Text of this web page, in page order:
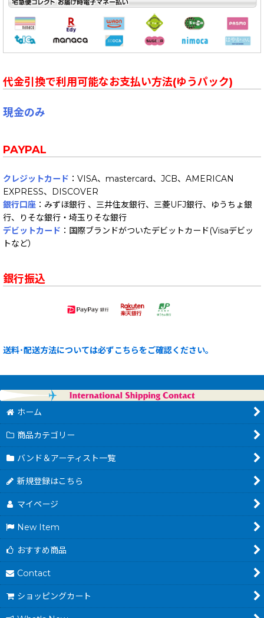
代金引換で利用可能なお支払い方法(ゆうパック)
現金のみ
PAYPAL
クレジットカード ：VISA、mastercard、JCB、AMERICAN
EXPRESS、DISCOVER
銀行口座 ：みずほ銀行 、三井住友銀行、三菱UFJ銀行、ゆうちょ銀
行、りそな銀行・埼玉りそな銀行
デビットカード ：国際ブランドがついたデビットカード(Visaデビッ
トなど）
銀行振込
送料･配送方法については必ずこちらをご確認ください。
ホーム
商品カテゴリー
バンド＆アーティスト一覧
新規登録はこちら
マイページ
New Item
おすすめ商品
Contact
ショッピングカート